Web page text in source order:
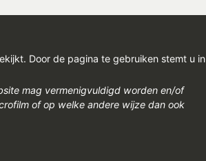
Door de pagina te gebruiken stemt u in
mag vermenigvuldigd worden en/of
of op welke andere wijze dan ook